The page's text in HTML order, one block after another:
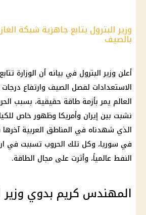
وزير البترول يتابع جاهزية شبكة
بالصيف
أعلن وزير البترول في بيانه أن الوزارة
الاستعدادات لفصل الصيف وارتفاع درجات
العالم يمر بأزمة طاقة حقيقية، بسبب
نشبت بين إيران وأمريكا وظهور خاص
الذي شهدناه في المناطق العربية
في سوريا، وكل تلك الحروب تسببت في
النفط عالمياً، وأثرت على مجال الطاقة.
المهندس كريم بدوي وزير